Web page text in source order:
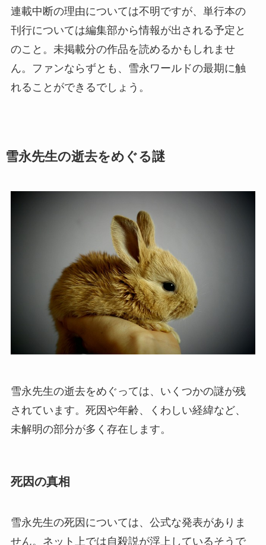
連載中断の理由については不明ですが、単行本の
刊行については編集部から情報が出される予定と
のこと。未掲載分の作品を読めるかもしれませ
ん。ファンならずとも、雪永ワールドの最期に触
れることができるでしょう。
雪永先生の逝去をめぐる謎
雪永先生の逝去をめぐっては、いくつかの謎が残
されています。死因や年齢、くわしい経緯など、
未解明の部分が多く存在します。
死因の真相
雪永先生の死因については、公式な発表がありま
せん。ネット上では自殺説が浮上しているそうで